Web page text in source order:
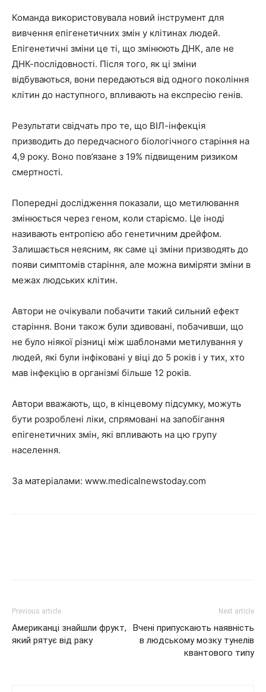
Команда використовувала новий інструмент для
вивчення епігенетичних змін у клітинах людей.
Епігенетичні зміни це ті, що змінюють ДНК, але не
ДНК-послідовності. Після того, як ці зміни
відбуваються, вони передаються від одного покоління
клітин до наступного, впливають на експресію генів.
Результати свідчать про те, що ВІЛ-інфекція
призводить до передчасного біологічного старіння на
4,9 року. Воно пов’язане з 19% підвищеним ризиком
смертності.
Попередні дослідження показали, що метилювання
змінюється через геном, коли старіємо. Це іноді
називають ентропією або генетичним дрейфом.
Залишається неясним, як саме ці зміни призводять до
появи симптомів старіння, але можна виміряти зміни в
межах людських клітин.
Автори не очікували побачити такий сильний ефект
старіння. Вони також були здивовані, побачивши, що
не було ніякої різниці між шаблонами метилування у
людей, які були інфіковані у віці до 5 років і у тих, хто
мав інфекцію в організмі більше 12 років.
Автори вважають, що, в кінцевому підсумку, можуть
бути розроблені ліки, спрямовані на запобігання
епігенетичних змін, які впливають на цю групу
населення.
За матеріалами: www.medicalnewstoday.com
Previous article
Американці знайшли фрукт,
який рятує від раку
Next article
Вчені припускають наявність
в людському мозку тунелів
квантового типу